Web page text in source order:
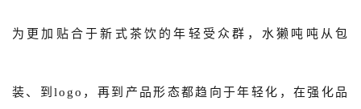
为更加贴合于新式茶饮的年轻受众群，水獭吨吨从包
装、到logo，再到产品形态都趋向于年轻化，在强化品